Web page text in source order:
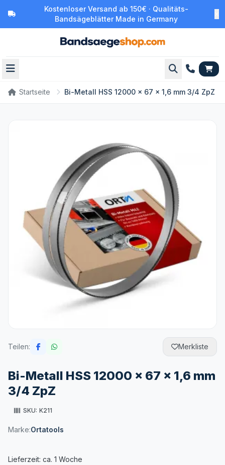
Kostenloser Versand ab 150€ · Qualitäts-
Bandsägeblätter Made in Germany
Startseite Bi-Metall HSS 12000 x 67 x 1,6 mm 3/4 ZpZ
Teilen: Merkliste
Bi-Metall HSS 12000 x 67 x 1,6 mm
3/4 ZpZ
SKU: K211
Marke:Ortatools